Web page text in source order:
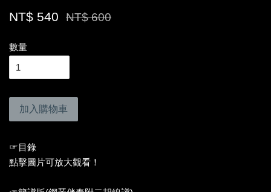
NT$ 540 NT$ 600
數量
加入購物車
☞目錄
點擊圖片可放大觀看！